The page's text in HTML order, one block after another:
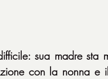
sua madre sta
con la nonna e